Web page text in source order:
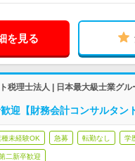
を見る
税理士法人 | 日本最大級士業グ
迎【財務会計コンサルタン
未経験OK 急募 転勤なし 学
二新卒歓迎